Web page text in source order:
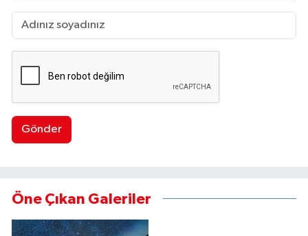
Gönder
Öne Çıkan Galeriler